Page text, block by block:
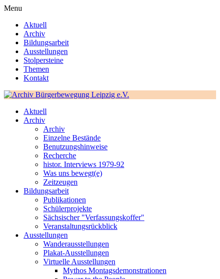
Menu
Aktuell
Archiv
Bildungsarbeit
Ausstellungen
Stolpersteine
Themen
Kontakt
Aktuell
Archiv
Archiv
Einzelne Bestände
Benutzungshinweise
Recherche
histor. Interviews 1979-92
Was uns bewegt(e)
Zeitzeugen
Bildungsarbeit
Publikationen
Schülerprojekte
Sächsischer "Verfassungskoffer"
Veranstaltungsrückblick
Ausstellungen
Wanderausstellungen
Plakat-Ausstellungen
Virtuelle Ausstellungen
Mythos Montagsdemonstrationen